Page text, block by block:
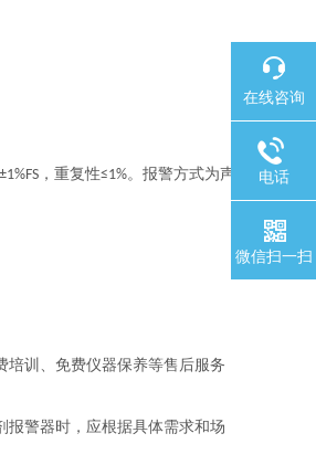
，重复性≤1%。报警方式为声
培训、免费仪器保养等售后服务
报警器时，应根据具体需求和场
在线咨询
电话
微信扫一扫